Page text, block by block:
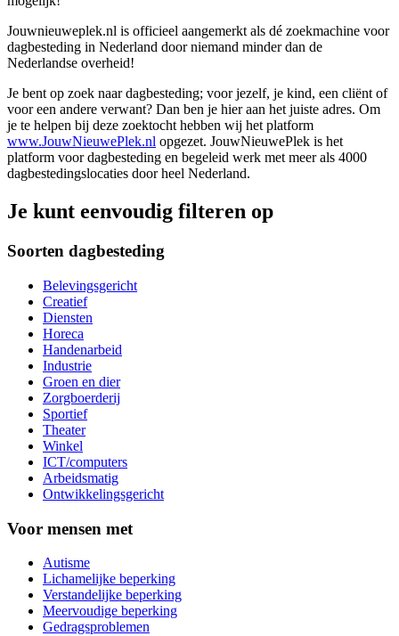
Jouwnieuweplek.nl is officieel aangemerkt als dé zoekmachine voor
dagbesteding in Nederland door niemand minder dan de
Nederlandse overheid!
Je bent op zoek naar dagbesteding; voor jezelf, je kind, een cliënt of
voor een andere verwant? Dan ben je hier aan het juiste adres. Om
je te helpen bij deze zoektocht hebben wij het platform
www.JouwNieuwePlek.nl opgezet. JouwNieuwePlek is het
platform voor dagbesteding en begeleid werk met meer als 4000
dagbestedingslocaties door heel Nederland.
Je kunt eenvoudig filteren op
Soorten dagbesteding
Belevingsgericht
Creatief
Diensten
Horeca
Handenarbeid
Industrie
Groen en dier
Zorgboerderij
Sportief
Theater
Winkel
ICT/computers
Arbeidsmatig
Ontwikkelingsgericht
Voor mensen met
Autisme
Lichamelijke beperking
Verstandelijke beperking
Meervoudige beperking
Gedragsproblemen